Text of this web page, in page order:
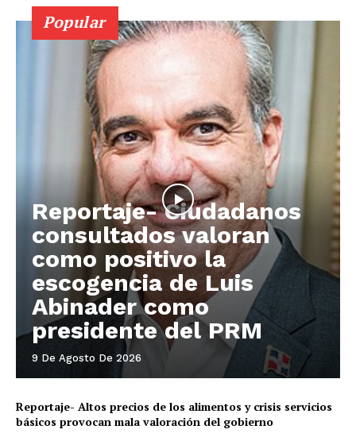
Popular
Reportaje- Ciudadanos
consultados valoran
como positivo la
escogencia de Luis
Abinader como
presidente del PRM
9 De Agosto De 2026
Reportaje- Altos precios de los alimentos y crisis servicios
básicos provocan mala valoración del gobierno